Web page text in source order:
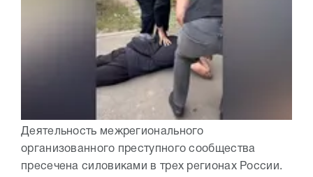
Деятельность межрегионального
организованного преступного сообщества
пресечена силовиками в трех регионах России.